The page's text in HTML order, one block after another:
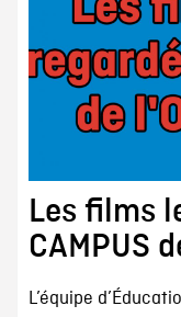
Les films
CAMPUS
L’équipe